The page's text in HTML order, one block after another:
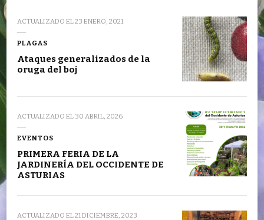
ACTUALIZADO EL23 ENERO, 2021
PLAGAS
Ataques generalizados de la
oruga del boj
ACTUALIZADO EL 30 ABRIL, 2026
EVENTOS
PRIMERA FERIA DE LA
JARDINERÍA DEL OCCIDENTE DE
ASTURIAS
ACTUALIZADO EL21 DICIEMBRE, 2023